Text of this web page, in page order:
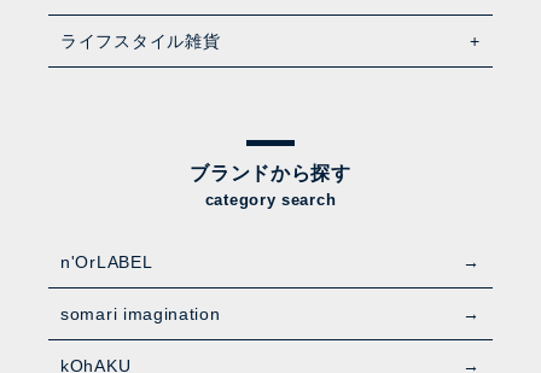
ライフスタイル雑貨
ブランドから探す
category search
n'OrLABEL
somari imagination
kOhAKU